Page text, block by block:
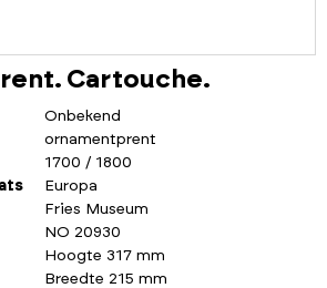
Cartouche.
Onbekend
ornamentprent
1700 / 1800
Europa
Fries Museum
NO 20930
Hoogte 317 mm
Breedte 215 mm